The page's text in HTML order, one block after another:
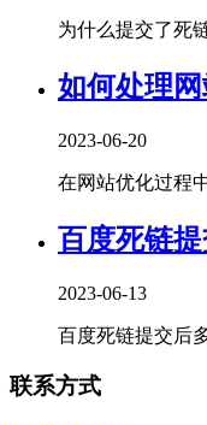
为什么提交了死
如何处理
2023-06-20
在网站优化过程
百度死链
2023-06-13
百度死链提交后
联系方式